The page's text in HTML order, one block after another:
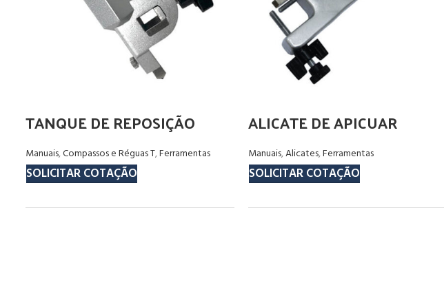
TANQUE DE REPOSIÇÃO
Manuais,Compassos e Réguas T,Ferramentas
SOLICITAR COTAÇÃO
ALICATE DE APICUAR
Manuais,Alicates,Ferramentas
SOLICITAR COTAÇÃO